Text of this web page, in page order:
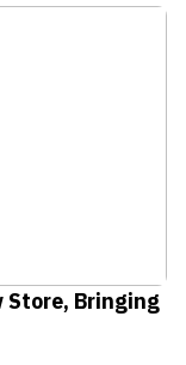
Store, Bringing